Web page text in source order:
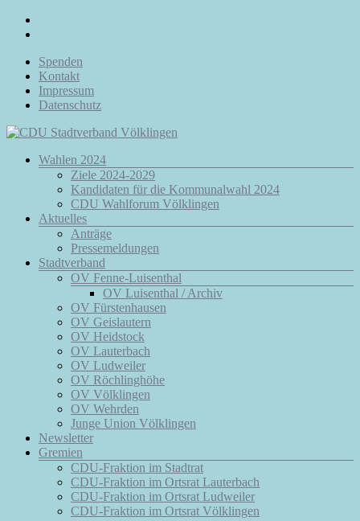
Zum
Inhalt
Spenden
Kontakt
Impressum
Datenschutz
CDU
Stadtverband
Völklingen
Euch.
Menü
Wahlen 2024
Ziele 2024-2029
Kandidaten für die Kommunalwahl 2024
CDU Wahlforum Völklingen
Aktuelles
Anträge
Pressemeldungen
Stadtverband
OV Fenne-Luisenthal
OV Luisenthal / Archiv
OV Fürstenhausen
OV Geislautern
OV Heidstock
OV Lauterbach
OV Ludweiler
OV Röchlinghöhe
OV Völklingen
OV Wehrden
Junge Union Völklingen
Newsletter
Gremien
CDU-Fraktion im Stadtrat
CDU-Fraktion im Ortsrat Lauterbach
CDU-Fraktion im Ortsrat Ludweiler
CDU-Fraktion im Ortsrat Völklingen